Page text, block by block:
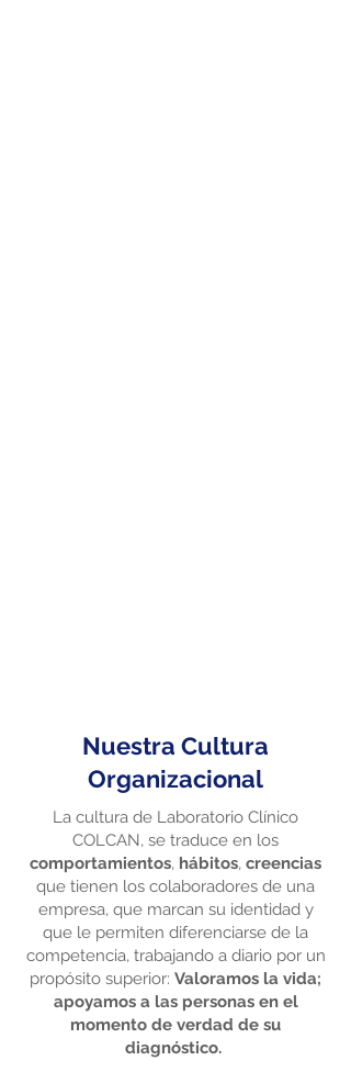
Nuestra Cultura
Organizacional
La cultura de Laboratorio Clínico
COLCAN, se traduce en los
comportamientos, hábitos, creencias
que tienen los colaboradores de una
empresa, que marcan su identidad y
que le permiten diferenciarse de la
competencia, trabajando a diario por un
propósito superior: Valoramos la vida;
apoyamos a las personas en el
momento de verdad de su
diagnóstico​. ​